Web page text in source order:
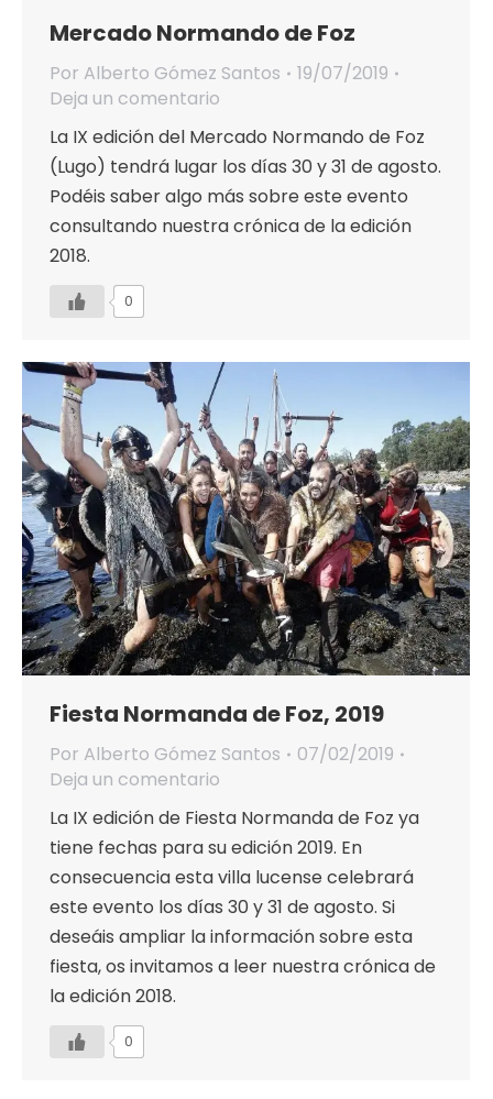
Mercado Normando de Foz
Por Alberto Gómez Santos
19/07/2019
Deja un comentario
La IX edición del Mercado Normando de Foz
(Lugo) tendrá lugar los días 30 y 31 de agosto.
Podéis saber algo más sobre este evento
consultando nuestra crónica de la edición
2018.
0
Fiesta Normanda de Foz, 2019
Por Alberto Gómez Santos
07/02/2019
Deja un comentario
La IX edición de Fiesta Normanda de Foz ya
tiene fechas para su edición 2019. En
consecuencia esta villa lucense celebrará
este evento los días 30 y 31 de agosto. Si
deseáis ampliar la información sobre esta
fiesta, os invitamos a leer nuestra crónica de
la edición 2018.
0